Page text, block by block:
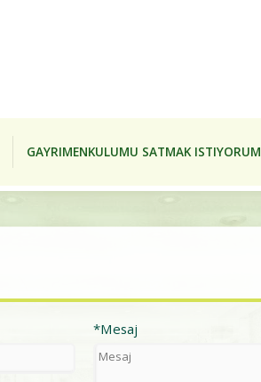
GAYRIMENKULUMU SATMAK ISTIYORUM
*Mesaj